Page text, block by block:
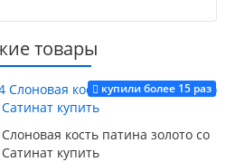
товары
купили более 15 раз
кость патина золото со
купить